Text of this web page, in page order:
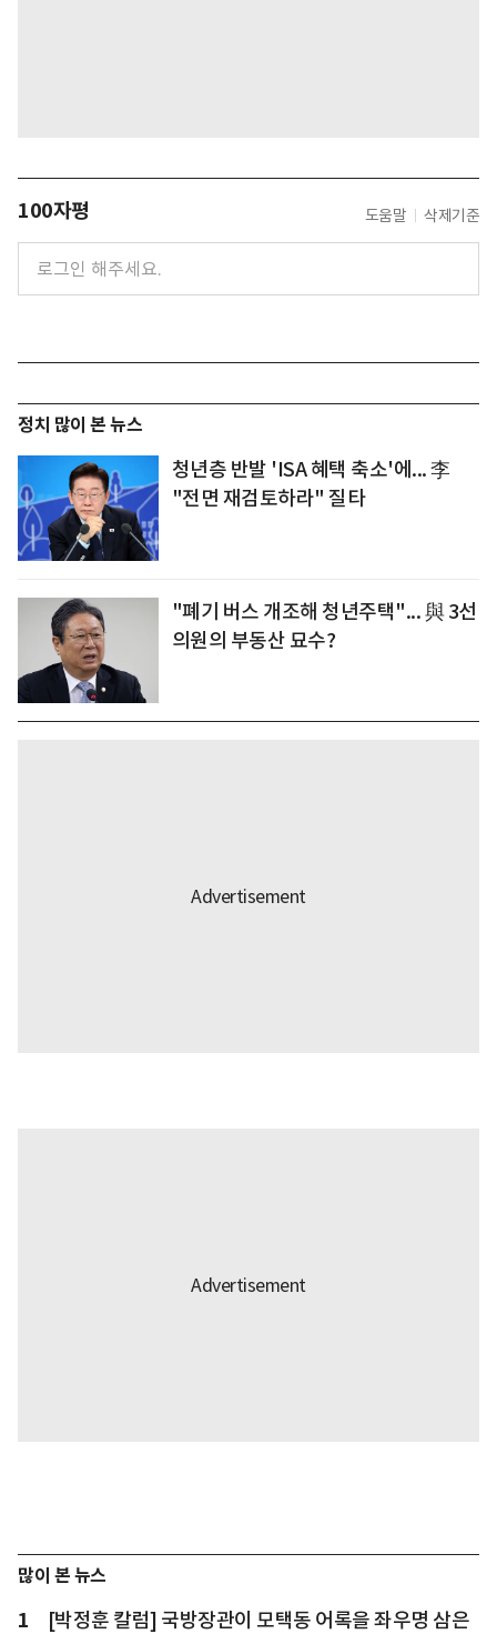
100자평 도움말 삭제기준
정치 많이 본 뉴스
청년층 반발 'ISA 혜택 축소'에... 李
"전면 재검토하라" 질타
"폐기 버스 개조해 청년주택"... 與 3선
의원의 부동산 묘수?
많이 본 뉴스
1
[박정훈 칼럼] 국방장관이 모택동 어록을 좌우명 삼은